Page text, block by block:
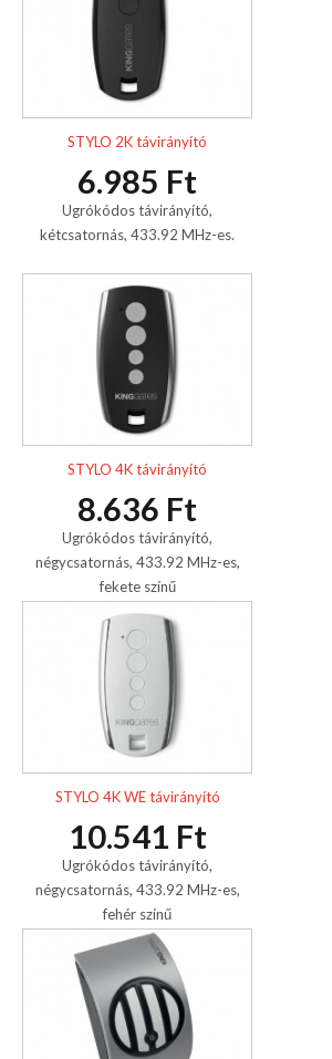
STYLO 2K távirányító
6.985 Ft
Ugrókódos távirányító,
kétcsatornás, 433.92 MHz-es.
STYLO 4K távirányító
8.636 Ft
Ugrókódos távirányító,
négycsatornás, 433.92 MHz-es,
fekete színű
STYLO 4K WE távirányító
10.541 Ft
Ugrókódos távirányító,
négycsatornás, 433.92 MHz-es,
fehér színű